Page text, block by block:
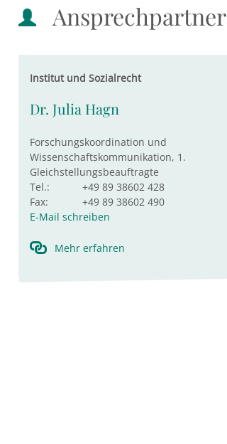
Ansprechpartner
Institut und Sozialrecht
Dr. Julia Hagn
Forschungskoordination und
Wissenschaftskommunikation, 1.
Gleichstellungsbeauftragte
Tel.:
+49 89 38602 428
Fax:
+49 89 38602 490
E-Mail schreiben
Mehr erfahren